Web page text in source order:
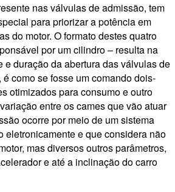
nas válvulas de admissão, tem
para priorizar a potência em
do motor. O formato destes quatro
por um cilindro – resulta na
e duração da abertura das válvulas de
como se fosse um comando dois-
otimizados para consumo e outro
entre os cames que vão atuar
ocorre por meio de um sistema
eletronicamente e que considera não
mas diversos outros parâmetros,
e até a inclinação do carro